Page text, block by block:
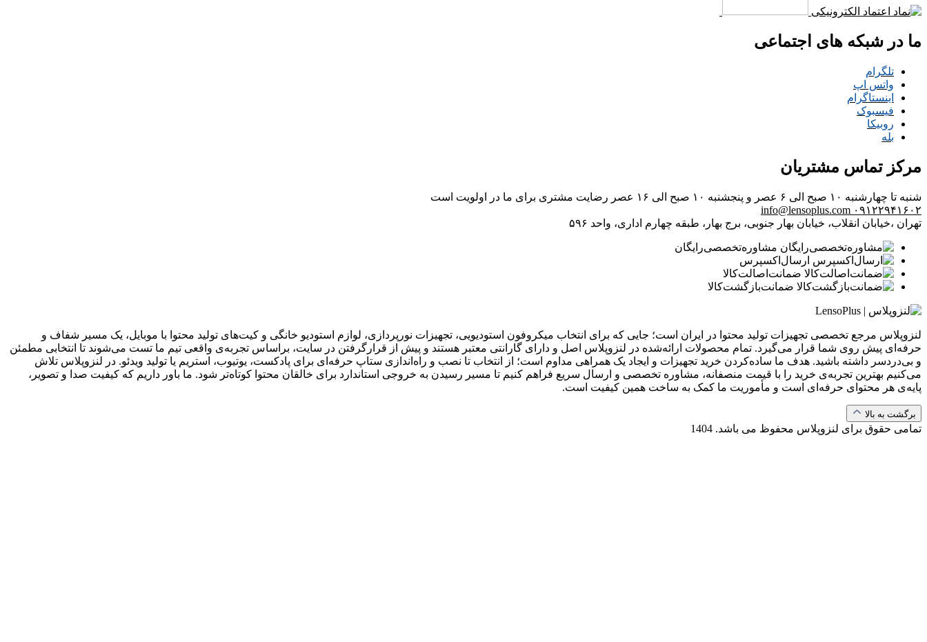
ما در شبکه های اجتماعی
تلگرام
واتس اپ
اینستاگرام
فیسبوک
روبیکا
بله
مرکز تماس مشتریان
شنبه تا چهارشنبه ۱۰ صبح الی ۶ عصر و پنجشنبه ۱۰ صبح الی ۱۶ عصر
رضایت مشتری برای ما در اولویت است
۰۹۱۲۲۹۴۱۶۰۲ info@lensoplus.com
تهران ،خیابان انقلاب، خیابان بهار جنوبی، برج بهار، طبقه چهارم اداری، واحد ۵۹۶
مشاوره‌تخصصی‌رایگان
ارسال‌اکسپرس
ضمانت‌اصالت‌کالا
ضمانت‌بازگشت‌کالا
لنزوپلاس مرجع تخصصی تجهیزات تولید محتوا در ایران است؛ جایی که برای انتخاب میکروفون استودیویی، تجهیزات نورپردازی، لوازم استودیو خانگی و کیت‌های تولید محتوا با موبایل، یک مسیر شفاف و
حرفه‌ای پیش روی شما قرار می‌گیرد. تمام محصولات ارائه‌شده در لنزوپلاس اصل و دارای گارانتی معتبر هستند و پیش از قرارگرفتن در سایت، براساس تجربه‌ی واقعی تیم ما تست می‌شوند تا انتخابی مطمئن
و بی‌دردسر داشته باشید. هدف ما ساده‌کردن خرید تجهیزات و ایجاد یک همراهی مداوم است؛ از انتخاب تا نصب و راه‌اندازی ستاپ حرفه‌ای برای پادکست، یوتیوب، استریم یا تولید ویدئو. در لنزوپلاس تلاش
می‌کنیم بهترین تجربه‌ی خرید را با قیمت منصفانه، مشاوره تخصصی و ارسال سریع فراهم کنیم تا مسیر رسیدن به خروجی استاندارد برای خالقان محتوا کوتاه‌تر شود. ما باور داریم که کیفیت صدا و تصویر،
پایه‌ی هر محتوای حرفه‌ای است و مأموریت ما کمک به ساخت همین کیفیت است.
برگشت به بالا
تمامی حقوق برای لنزوپلاس محفوظ می باشد. 1404